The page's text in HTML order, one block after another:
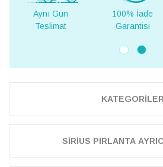
100% İade
SİRİUS PIRLANTA